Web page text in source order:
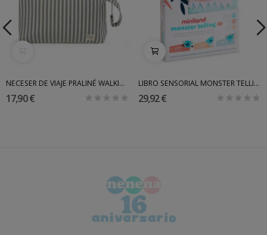
NECESER DE VIAJE PRALINÉ WALKING MUM
17,90 €
LIBRO SENSORIAL MONSTER TELLING MINILAND
29,92 €